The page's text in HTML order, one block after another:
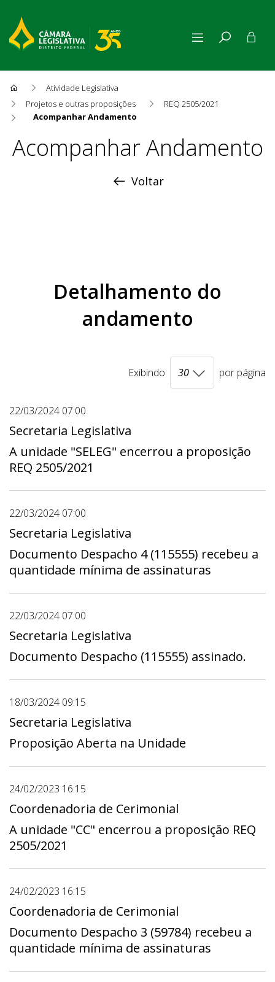
Atividade Legislativa
Projetos e outras proposições
REQ 2505/2021
Acompanhar Andamento
Acompanhar Andamento
Acompanhar Andamento
Voltar
Detalhamento do
andamento
Exibindo por página
22/03/2024 07:00
Secretaria Legislativa
A unidade "SELEG" encerrou a proposição
REQ 2505/2021
22/03/2024 07:00
Secretaria Legislativa
Documento Despacho 4 (115555) recebeu a
quantidade mínima de assinaturas
22/03/2024 07:00
Secretaria Legislativa
Documento Despacho (115555) assinado.
18/03/2024 09:15
Secretaria Legislativa
Proposição Aberta na Unidade
24/02/2023 16:15
Coordenadoria de Cerimonial
A unidade "CC" encerrou a proposição REQ
2505/2021
24/02/2023 16:15
Coordenadoria de Cerimonial
Documento Despacho 3 (59784) recebeu a
quantidade mínima de assinaturas